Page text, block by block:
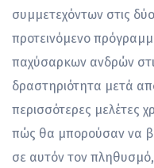
συμμετεχόντων στις
προτεινόμενο
παχύσαρκων ανδρών
δραστηριότητα μετά
περισσότερες μελέτες
πώς θα μπορούσαν να
σε αυτόν τον